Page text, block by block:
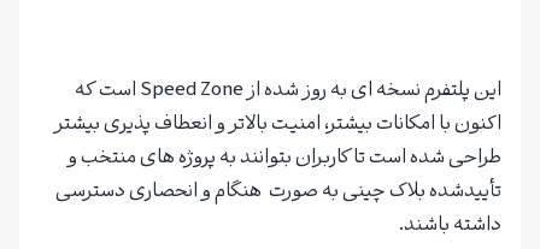
این پلتفرم نسخه‌ ای به‌ روز شده از Speed Zone است که
اکنون با امکانات بیشتر، امنیت بالاتر و انعطاف‌ پذیری بیشتر
طراحی شده است تا کاربران بتوانند به پروژه‌ های منتخب و
تأیید‌شده بلاک‌ چینی به‌ صورت هنگام و انحصاری دسترسی
داشته باشند.